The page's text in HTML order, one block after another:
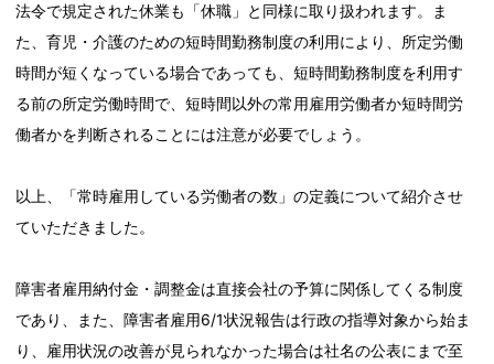
法令で規定された休業も「休職」と同様に取り扱われます。ま
た、育児・介護のための短時間勤務制度の利用により、所定労働
時間が短くなっている場合であっても、短時間勤務制度を利用す
る前の所定労働時間で、短時間以外の常用雇用労働者か短時間労
働者かを判断されることには注意が必要でしょう。
以上、「常時雇用している労働者の数」の定義について紹介させ
ていただきました。
障害者雇用納付金・調整金は直接会社の予算に関係してくる制度
であり、また、障害者雇用6/1状況報告は行政の指導対象から始ま
り、雇用状況の改善が見られなかった場合は社名の公表にまで至